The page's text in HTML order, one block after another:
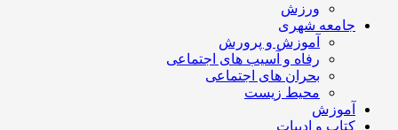
تهران
ورزش
جامعه شهری
آموزش و پرورش
رفاه و آسیب های اجتماعی
بحران های اجتماعی
محیط زیست
آموزش
کتاب و ادبیات